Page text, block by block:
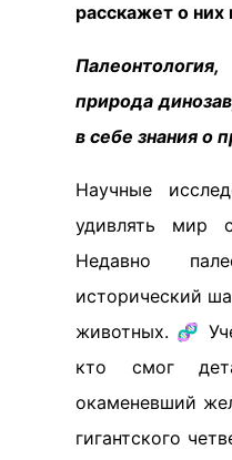
расскажет о
природа
в себе знания о
Научные
удивлять мир
Недавно
исторический
животных. 🧬
кто смог
окаменевший
гигантского